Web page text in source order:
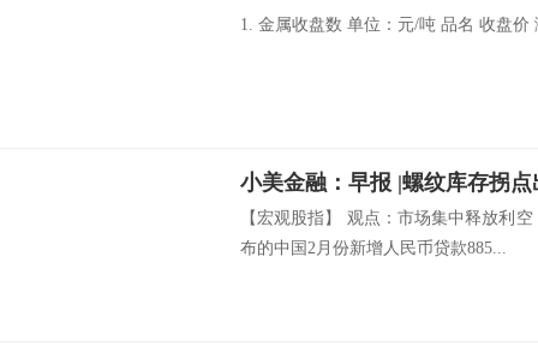
1. 金属收盘数 单位：元/吨 品名 收盘价
小美金融：早报 |螺纹库存拐
【宏观股指】 观点：市场集中释放利
布的中国2月份新增人民币贷款885...